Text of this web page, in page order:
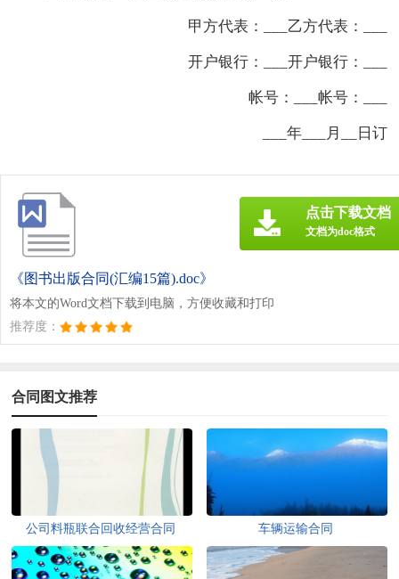
甲方代表：___乙方代表：___
开户银行：___开户银行：___
帐号：___帐号：___
___年___月__日订
《图书出版合同(汇编15篇).doc》
将本文的Word文档下载到电脑，方便收藏和打印
推荐度：
点击下载文档
文档为doc格式
合同图文推荐
公司料瓶联合回收经营合同 车辆运输合同